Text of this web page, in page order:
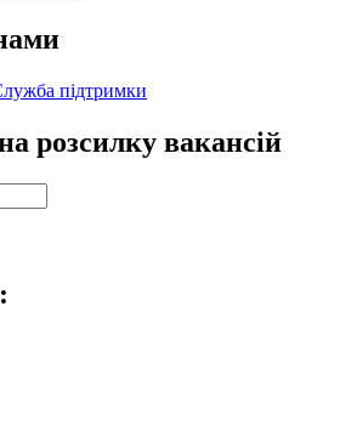
підтримки
розсилку вакансій